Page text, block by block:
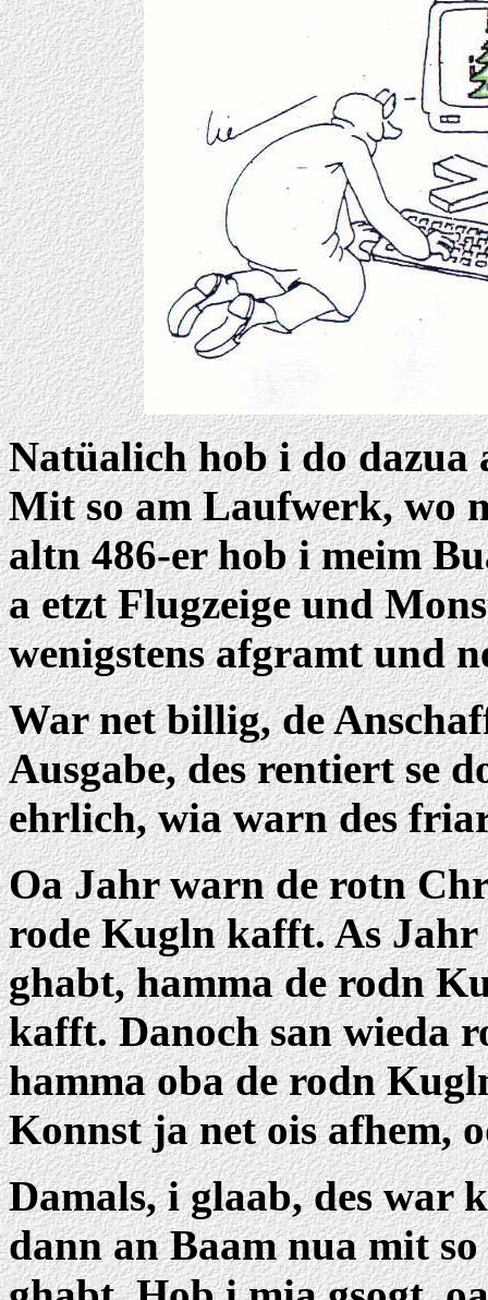
Natüalich hob i do
Mit so am Laufwerk, wo
altn 486-er hob i meim
a etzt Flugzeige und
wenigstens afgramt und
War net billig, de
Ausgabe, des rentiert se
ehrlich, wia warn des
Oa Jahr warn de rotn
rode Kugln kafft. As
ghabt, hamma de rodn
kafft. Danoch san wieda
hamma oba de rodn
Konnst ja net ois afhem,
Damals, i glaab, des war
dann an Baam nua mit